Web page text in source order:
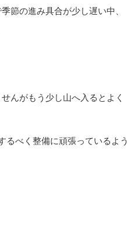
節の進み具合が少し遅い中、
んがもう少し山へ入るとよく
るべく整備に頑張っているよう